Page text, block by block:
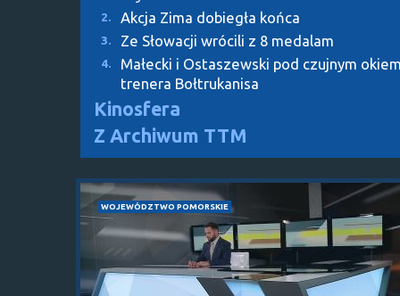
2. Akcja Zima dobiegła końca
3. Ze Słowacji wrócili z 8 medalam
4.
Małecki i Ostaszewski pod czujnym
trenera Bołtrukanisa
Kinosfera
Z Archiwum TTM
WOJEWÓDZTWO POMORSKIE